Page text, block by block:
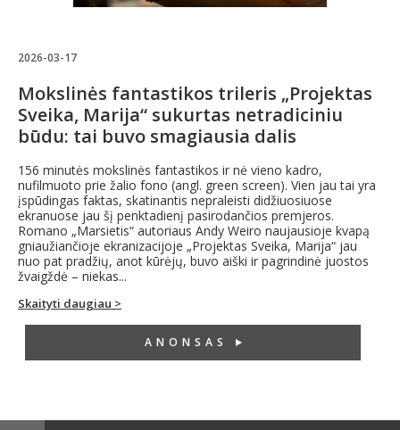
ANONSAS
2026-03-17
Mokslinės fantastikos trileris „Projektas
Sveika, Marija“ sukurtas netradiciniu
būdu: tai buvo smagiausia dalis
156 minutės mokslinės fantastikos ir nė vieno kadro,
nufilmuoto prie žalio fono (angl. green screen). Vien jau tai yra
įspūdingas faktas, skatinantis nepraleisti didžiuosiuose
ekranuose jau šį penktadienį pasirodančios premjeros.
Romano „Marsietis“ autoriaus Andy Weiro naujausioje kvapą
gniaužiančioje ekranizacijoje „Projektas Sveika, Marija“ jau
nuo pat pradžių, anot kūrėjų, buvo aiški ir pagrindinė juostos
žvaigždė – niekas...
Skaityti daugiau >